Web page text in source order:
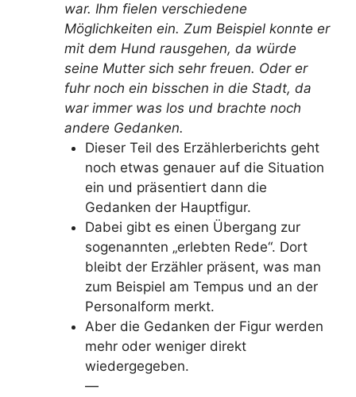
war. Ihm fielen verschiedene
Möglichkeiten ein. Zum Beispiel konnte er
mit dem Hund rausgehen, da würde
seine Mutter sich sehr freuen. Oder er
fuhr noch ein bisschen in die Stadt, da
war immer was los und brachte noch
andere Gedanken.
Dieser Teil des Erzählerberichts geht
noch etwas genauer auf die Situation
ein und präsentiert dann die
Gedanken der Hauptfigur.
Dabei gibt es einen Übergang zur
sogenannten „erlebten Rede“. Dort
bleibt der Erzähler präsent, was man
zum Beispiel am Tempus und an der
Personalform merkt.
Aber die Gedanken der Figur werden
mehr oder weniger direkt
wiedergegeben.
—